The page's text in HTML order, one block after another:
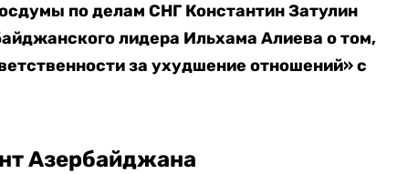
по делам СНГ Константин Затулин
лидера Ильхама Алиева о том,
за ухудшение отношений» с
Азербайджана